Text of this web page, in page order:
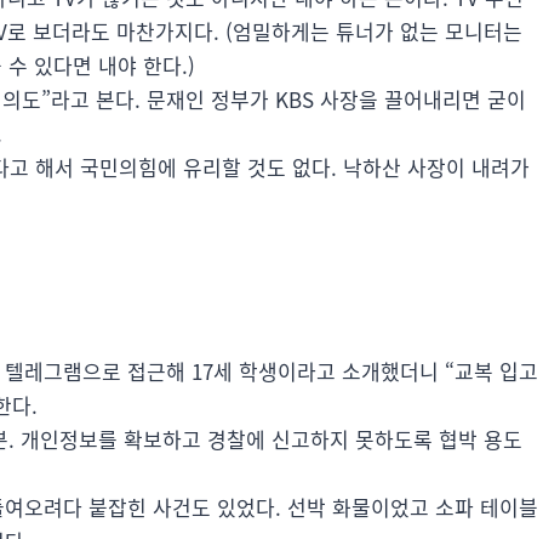
보더라도 마찬가지다. (엄밀하게는 튜너가 없는 모니터는
있다면 내야 한다.)
도”라고 본다. 문재인 정부가 KBS 사장을 끌어내리면 굳이
해서 국민의힘에 유리할 것도 없다. 낙하산 사장이 내려가
레그램으로 접근해 17세 학생이라고 소개했더니 “교복 입고
다.
개인정보를 확보하고 경찰에 신고하지 못하도록 협박 용도
오려다 붙잡힌 사건도 있었다. 선박 화물이었고 소파 테이블